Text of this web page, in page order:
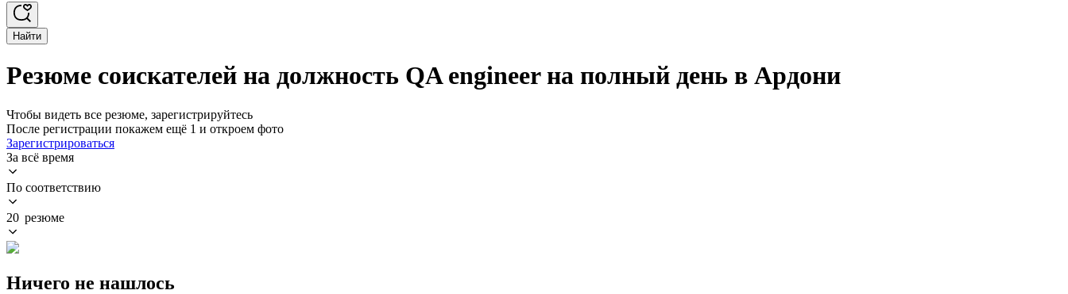
Найти
Резюме соискателей на должность QA engineer на полный день в Ардони
Чтобы видеть все резюме, зарегистрируйтесь
После регистрации покажем ещё 1 и откроем фото
Зарегистрироваться
За всё время
По соответствию
20 резюме
Ничего не нашлось